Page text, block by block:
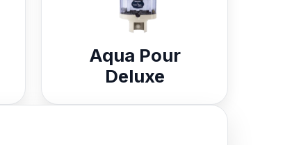
Aqua Pour
Deluxe